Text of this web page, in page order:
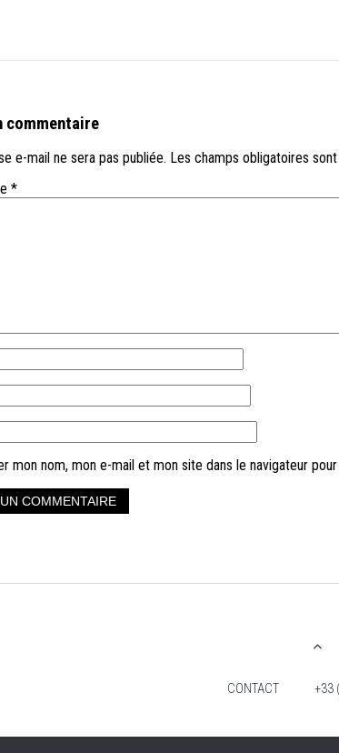
commentaire
e-mail ne sera pas publiée. Les champs obligatoires
*
mon nom, mon e-mail et mon site dans le navigateur
CONTACT +33
2026 TIM FOX -TOUS DROITS